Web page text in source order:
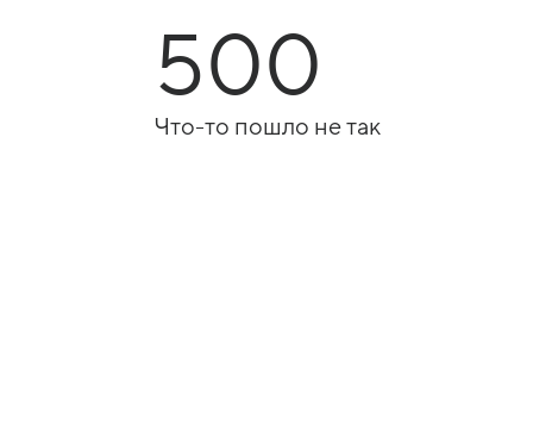
500
Что-то пошло не так